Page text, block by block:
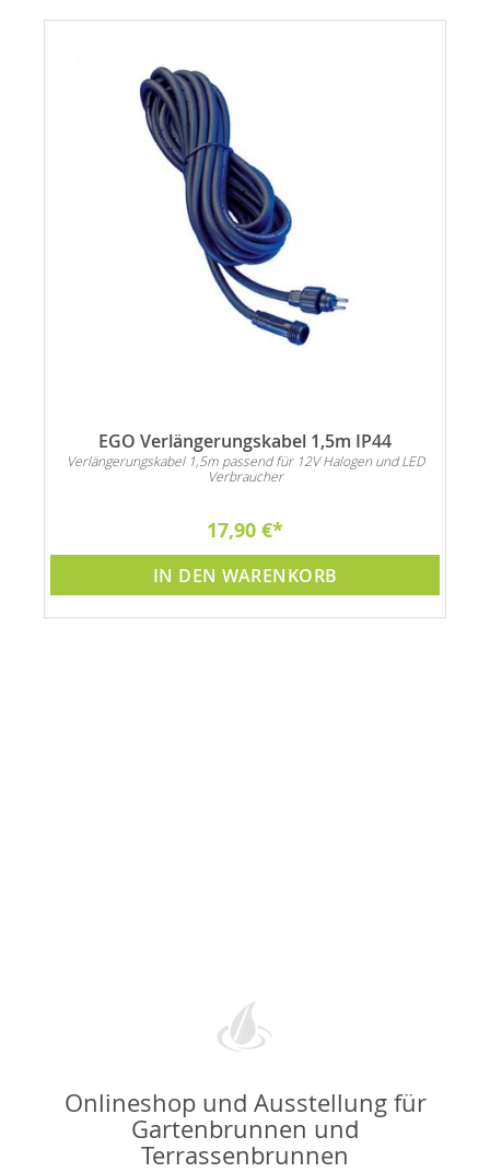
EGO Verlängerungskabel 1,5m IP44
Verlängerungskabel 1,5m passend für 12V Halogen und LED
Verbraucher
17,90 €
IN DEN WARENKORB
Onlineshop und Ausstellung für
Gartenbrunnen und
Terrassenbrunnen